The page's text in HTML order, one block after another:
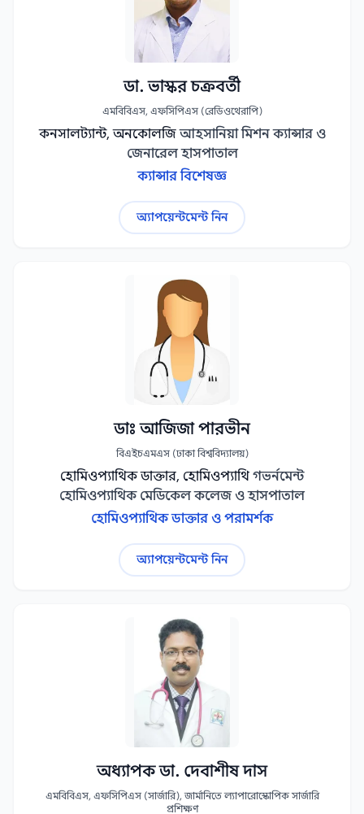
ডা. ভাস্কর চক্রবর্তী
এমবিবিএস, এফসিপিএস (রেডিওথেরাপি)
কনসালট্যান্ট, অনকোলজি আহসানিয়া মিশন ক্যান্সার ও
জেনারেল হাসপাতাল
ক্যান্সার বিশেষজ্ঞ
অ্যাপয়েন্টমেন্ট নিন
ডাঃ আজিজা পারভীন
বিএইচএমএস (ঢাকা বিশ্ববিদ্যালয়)
হোমিওপ্যাথিক ডাক্তার, হোমিওপ্যাথি গভর্নমেন্ট
হোমিওপ্যাথিক মেডিকেল কলেজ ও হাসপাতাল
হোমিওপ্যাথিক ডাক্তার ও পরামর্শক
অ্যাপয়েন্টমেন্ট নিন
অধ্যাপক ডা. দেবাশীষ দাস
এমবিবিএস, এফসিপিএস (সার্জারি), জার্মানিতে ল্যাপারোস্কোপিক সার্জারি
প্রশিক্ষণ